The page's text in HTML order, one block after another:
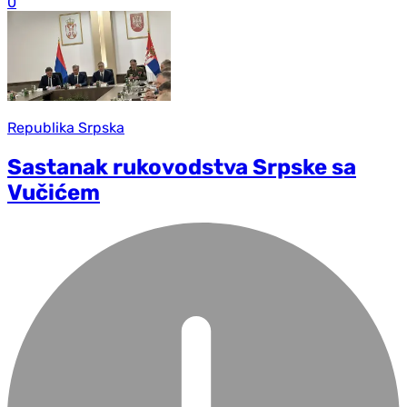
Republika Srpska
Sastanak rukovodstva Srpske sa
Vučićem